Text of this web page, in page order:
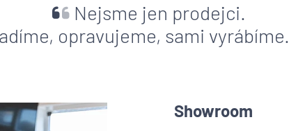
Nejsme jen prodejci.
opravujeme, sami vyrábíme.
Showroom